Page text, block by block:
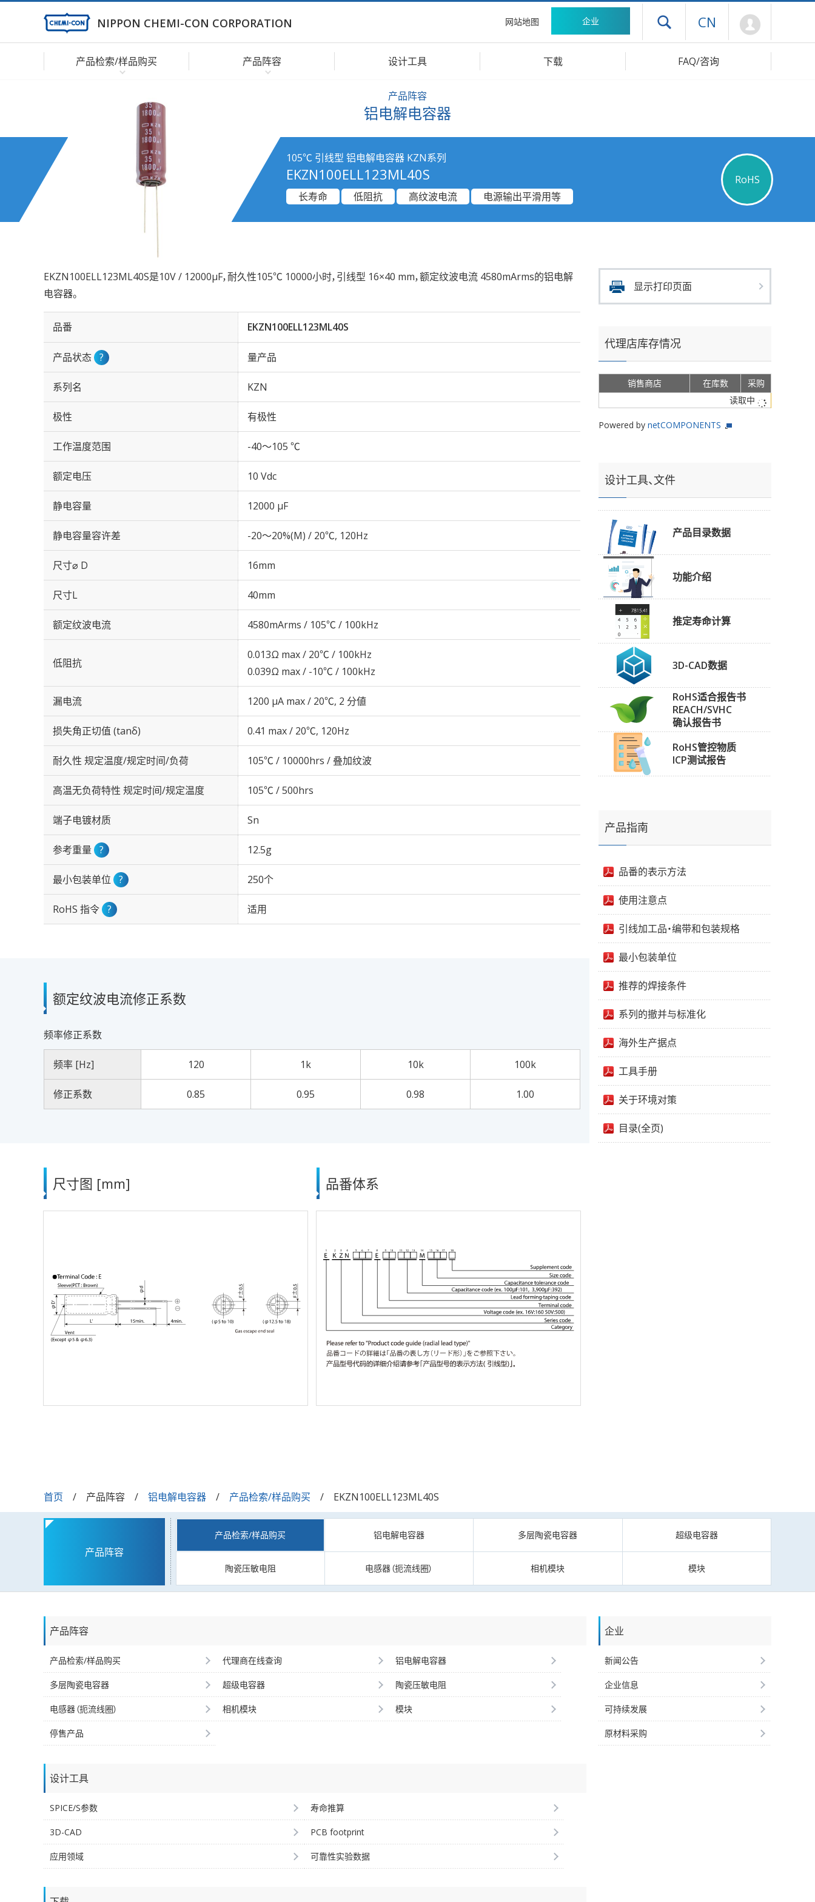
NIPPON CHEMI-CON CORPORATION 网站地图 企业 打开抽屉菜单
CN
产品检索/样品购买 产品阵容 设计工具 下载 FAQ/咨询
产品阵容
铝电解电容器
105℃ 引线型 铝电解电容器 KZN系列
EKZN100ELL123ML40S
RoHS
长寿命
低阻抗 高纹波电流 电源输出平滑用等
EKZN100ELL123ML40S是10V / 12000µF，耐久性105℃ 10000小时，引线型 16×40 mm，额定纹波电流 4580mArms的铝电解
电容器。
品番 EKZN100ELL123ML40S
产品状态 ? 量产品
系列名 KZN
极性 有极性
工作温度范围 -40～105 ℃
额定电压 10 Vdc
静电容量 12000 µF
静电容量容许差 -20～20%(M) / 20℃, 120Hz
尺寸⌀ D 16mm
尺寸L 40mm
额定纹波电流 4580mArms / 105℃ / 100kHz
低阻抗
0.013Ω max / 20℃ / 100kHz
0.039Ω max / -10℃ / 100kHz
漏电流 1200 μA max / 20℃, 2 分値
损失角正切值 (tanδ) 0.41 max / 20℃, 120Hz
耐久性 规定温度/规定时间/负荷 105℃ / 10000hrs / 叠加纹波
高温无负荷特性 规定时间/规定温度 105℃ / 500hrs
端子电镀材质 Sn
参考重量 ? 12.5g
最小包装单位 ? 250个
RoHS 指令 ? 适用
额定纹波电流修正系数
频率修正系数
频率 [Hz] 120 1k 10k 100k
修正系数 0.85 0.95 0.98 1.00
尺寸图 [mm] 品番体系
显示打印页面
代理店库存情况
销售商店 在库数
采购
读取中
Powered by netCOMPONENTS
设计工具、文件
产品目录数据
功能介绍
推定寿命计算
3D-CAD数据
RoHS适合报告书
REACH/SVHC
确认报告书
RoHS管控物质
ICP测试报告
产品指南
品番的表示方法
使用注意点
引线加工品・编带和包装规格
最小包装单位
推荐的焊接条件
系列的撤并与标准化
海外生产据点
工具手册
关于环境对策
目录(全页)
首页 产品阵容 铝电解电容器 产品检索/样品购买 EKZN100ELL123ML40S
产品阵容
产品检索/样品购买 铝电解电容器 多层陶瓷电容器 超级电容器
陶瓷压敏电阻 电感器（扼流线圈） 相机模块 模块
产品阵容
产品检索/样品购买 代理商在线查询 铝电解电容器
多层陶瓷电容器 超级电容器 陶瓷压敏电阻
电感器（扼流线圈） 相机模块 模块
停售产品
设计工具
SPICE/S参数 寿命推算
3D-CAD PCB footprint
应用领域 可靠性实验数据
企业
新闻公告
企业信息
可持续发展
原材料采购